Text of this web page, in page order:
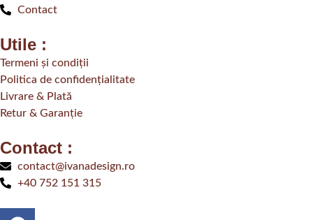
Contact
Utile :
Termeni și condiții
Politica de confidențialitate
Livrare & Plată
Retur & Garanție
Contact :
contact@ivanadesign.ro
+40 752 151 315